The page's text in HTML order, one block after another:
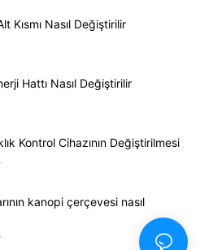
Kısmı Nasıl Değiştirilir
Hattı Nasıl Değiştirilir
Kontrol Cihazının Değiştirilmesi
kanopi çerçevesi nasıl